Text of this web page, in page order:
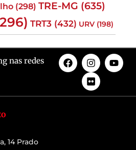
(298) TRE-MG (635)
TRT3 (432) URV (198)
nas redes
14 Prado